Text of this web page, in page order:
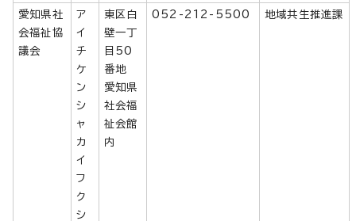
愛知県社
会福祉協
議会
ア
イ
チ
ケ
ン
シ
ャ
カ
イ
フ
ク
シ
東区白
壁一丁
目50
番地
愛知県
社会福
祉会館
内
052-212-5500 地域共生推進課